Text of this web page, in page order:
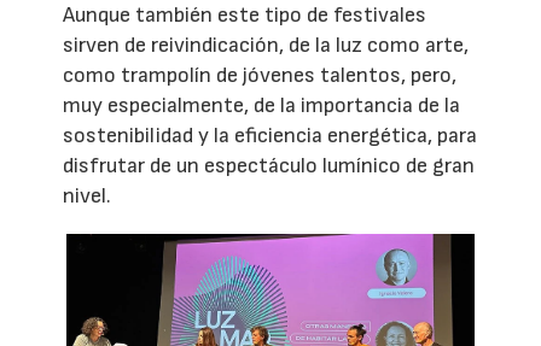
Aunque también este tipo de festivales
sirven de reivindicación, de la luz como arte,
como trampolín de jóvenes talentos, pero,
muy especialmente, de la importancia de la
sostenibilidad y la eficiencia energética, para
disfrutar de un espectáculo lumínico de gran
nivel.